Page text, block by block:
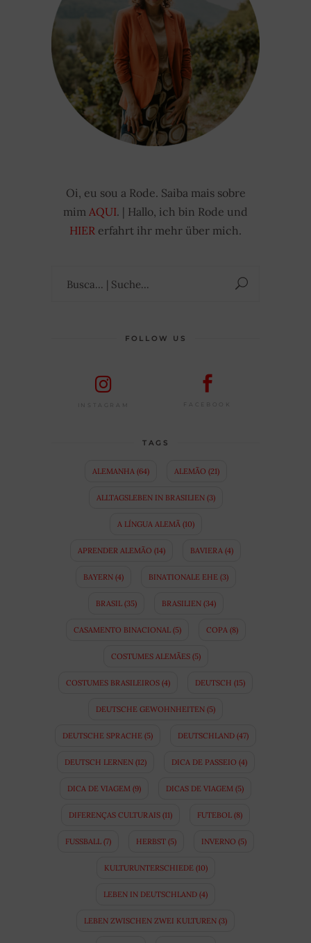
Oi, eu sou a Rode. Saiba mais sobre
mim AQUI. | Hallo, ich bin Rode und
HIER erfahrt ihr mehr über mich.
FOLLOW US
INSTAGRAM FACEBOOK
TAGS
ALEMANHA (64) ALEMÃO (21)
ALLTAGSLEBEN IN BRASILIEN(3)
A LÍNGUA ALEMÃ (10)
APRENDER ALEMÃO (14) BAVIERA (4)
BAYERN(4) BINATIONALE EHE(3)
BRASIL(35) BRASILIEN(34)
CASAMENTO BINACIONAL(5) COPA (8)
COSTUMES ALEMÃES(5)
COSTUMES BRASILEIROS (4) DEUTSCH (15)
DEUTSCHE GEWOHNHEITEN (5)
DEUTSCHE SPRACHE (5) DEUTSCHLAND (47)
DEUTSCH LERNEN(12) DICA DE PASSEIO (4)
DICA DE VIAGEM (9) DICAS DE VIAGEM (5)
DIFERENÇAS CULTURAIS (11) FUTEBOL (8)
FUSSBALL (7) HERBST(5) INVERNO (5)
KULTURUNTERSCHIEDE(10)
LEBEN IN DEUTSCHLAND (4)
LEBEN ZWISCHEN ZWEI KULTUREN (3)